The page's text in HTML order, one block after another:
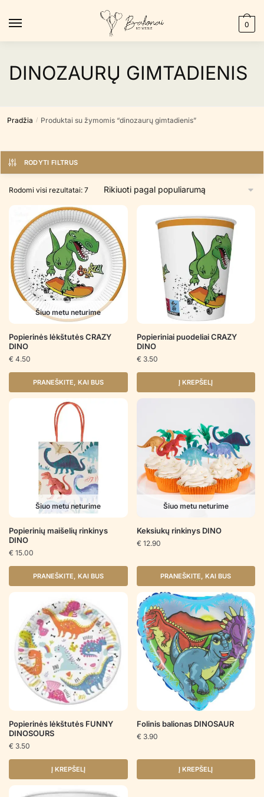
0
DINOZAURŲ GIMTADIENIS
Pradžia / Produktai su žymomis “dinozaurų gimtadienis”
RODYTI FILTRUS
Rodomi visi rezultatai: 7Rūšiuojama
populiarumą
Šiuo metu neturime
Popierinės lėkštutės CRAZY
DINO
€ 4.50
PRANEŠKITE, KAI BUS
Popieriniai puodeliai CRAZY
DINO
€ 3.50
Į KREPŠELĮ
Šiuo metu neturime
Popierinių maišelių rinkinys
DINO
€ 15.00
PRANEŠKITE, KAI BUS
Šiuo metu neturime
Keksiukų rinkinys DINO
€ 12.90
PRANEŠKITE, KAI BUS
Popierinės lėkštutės FUNNY
DINOSOURS
€ 3.50
Į KREPŠELĮ
Folinis balionas DINOSAUR
€ 3.90
Į KREPŠELĮ